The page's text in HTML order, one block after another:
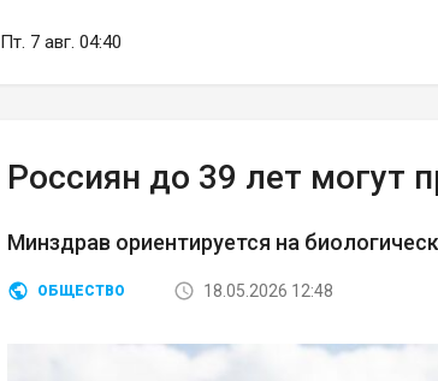
Пт. 7 авг. 04:40
Россиян до 39 лет могут
Минздрав ориентируется на
ОБЩЕСТВО 18.05.2026 12:48